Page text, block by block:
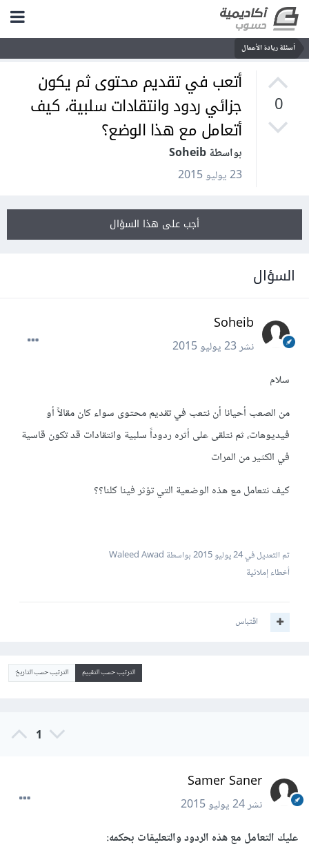
أسئلة ريادة الأعمال
0
أتعب في تقديم محتوى ثم يكون
جزائي ردود وانتقادات سلبية، كيف
أتعامل مع هذا الوضع؟
بواسطة Soheib
23 يوليو 2015
أجب على هذا السؤال
السؤال
Soheib
نشر23 يوليو 2015
سلام
من الصعب أحيانا أن نتعب في تقديم محتوى سواء كان مقالاً أو
فيديوهات، ثم نتلقى على أثره ردوداً سلبية وانتقادات قد تكون قاسية
في الكثير من المرات
كيف نتعامل مع هذه الوضعية التي تؤثر فينا كلنا؟؟
تم التعديل في24 يوليو 2015
بواسطة Waleed Awad
أخطاء إملائية
اقتباس
الترتيب حسب التقييم الترتيب حسب التاريخ
1
Samer Saner
نشر24 يوليو 2015
عليك التعامل مع هذه الردود والتعليقات بحكمه: